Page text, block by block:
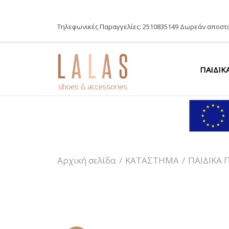
Τηλεφωνικές Παραγγελίες: 2510835149 Δωρεάν
Αρχική σελίδα / ΚΑΤΑΣΤΗΜΑ / ΠΑΙΔΙΚΑ